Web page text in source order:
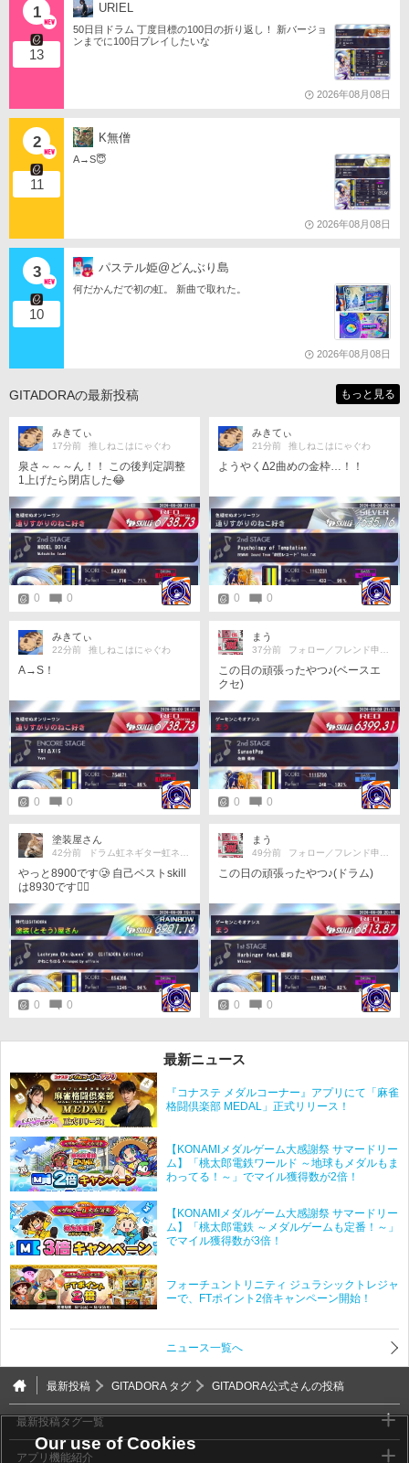
1
13
URIEL
50日目ドラム 丁度目標の100日の折り返し！ 新バージョ
ンまでに100日プレイしたいな
2026年08月08日
2
11
K無僧
A→S😇
2026年08月08日
3
10
パステル姫@どんぶり島
何だかんだで初の虹。 新曲で取れた。
2026年08月08日
GITADORAの最新投稿 もっと見る
みきてぃ
17分前 推しねこはにゃぐわ
泉さ～～～ん！！ この後判定調整
1上げたら閉店した😂
0 0
みきてぃ
21分前 推しねこはにゃぐわ
ようやくΔ2曲めの金枠…！！
0 0
みきてぃ
22分前 推しねこはにゃぐわ
A→S！
0 0
まう
37分前 フォロー／フレンド申請歓迎☆
この日の頑張ったやつ♪(ベースエ
クセ)
0 0
塗装屋さん
42分前 ドラム虹ネギター虹ネ両虹達成!
やっと8900です🥲 自己ベストskill
は8930です🤦‍♂️
0 0
まう
49分前 フォロー／フレンド申請歓迎☆
この日の頑張ったやつ♪(ドラム)
0 0
最新ニュース
『コナステ メダルコーナー』アプリにて「麻雀
格闘倶楽部 MEDAL」正式リリース！
【KONAMIメダルゲーム大感謝祭 サマードリー
ム】「桃太郎電鉄ワールド ～地球もメダルもま
わってる！～」でマイル獲得数が2倍！
【KONAMIメダルゲーム大感謝祭 サマードリー
ム】「桃太郎電鉄 ～メダルゲームも定番！～」
でマイル獲得数が3倍！
フォーチュントリニティ ジュラシックトレジャ
ーで、FTポイント2倍キャンペーン開始！
ニュース一覧へ
最新投稿 GITADORA タグ GITADORA公式さんの投稿
最新投稿タグ一覧
アプリ機能紹介
Our use of Cookies